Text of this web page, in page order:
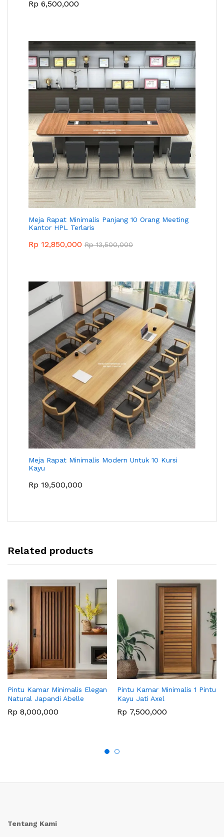
Rp 6,500,000
Meja Rapat Minimalis Panjang 10 Orang Meeting
Kantor HPL Terlaris
Rp 12,850,000 Rp13,500,000
Meja Rapat Minimalis Modern Untuk 10 Kursi
Kayu
Rp 19,500,000
Related products
Pintu Kamar Minimalis Elegan
Natural Japandi Abelle
Rp 8,000,000
Pintu Kamar Minimalis 1 Pintu
Kayu Jati Axel
Rp 7,500,000
Tentang Kami